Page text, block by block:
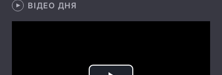
Екологія
ВІДЕО ДНЯ